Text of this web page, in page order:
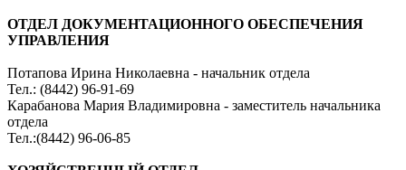
ОТДЕЛ ДОКУМЕНТАЦИОННОГО ОБЕСПЕЧЕНИЯ
УПРАВЛЕНИЯ
Потапова Ирина Николаевна - начальник отдела
Тел.: (8442) 96-91-69
Карабанова Мария Владимировна - заместитель начальника
отдела
Тел.:(8442) 96-06-85